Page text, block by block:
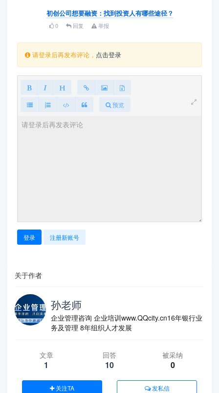
初创公司想要融资：找到投资人有哪些途径？
0 回复 举报
请登录后再发布评论， 点击登录
预览
登录 注册新账号
关于作者
孙老师
企业管理咨询 企业培训www.QQcity.cn16年银行业
务及管理 8年组织人才发展
文章
1
回答
10
被采纳
0
关注TA 发私信